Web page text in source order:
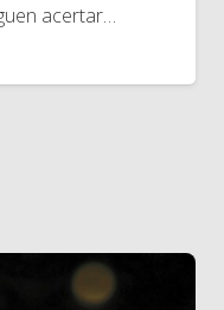
acertar…